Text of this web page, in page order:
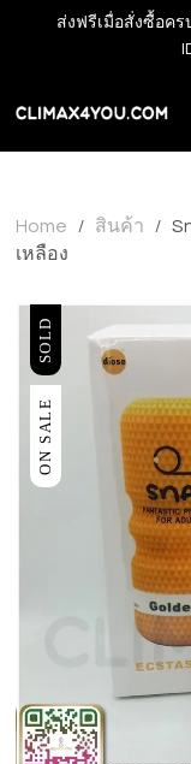
ส่งฟรีเมื่อสั่งซื้อคร
Home / สินค้า /
เหลือง
ON SALE
SOLD